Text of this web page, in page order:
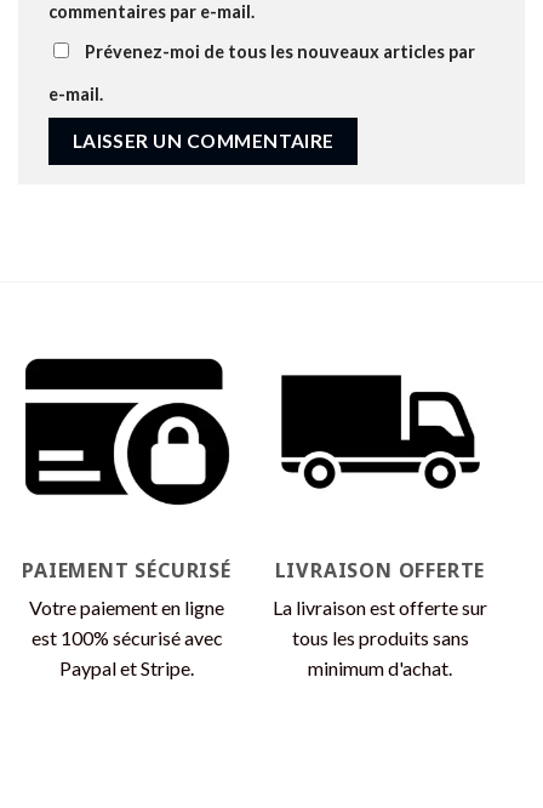
commentaires par e-mail.
Prévenez-moi de tous les nouveaux articles par
e-mail.
PAIEMENT SÉCURISÉ
Votre paiement en ligne
est 100% sécurisé avec
Paypal et Stripe.
LIVRAISON OFFERTE
La livraison est offerte sur
tous les produits sans
minimum d'achat.